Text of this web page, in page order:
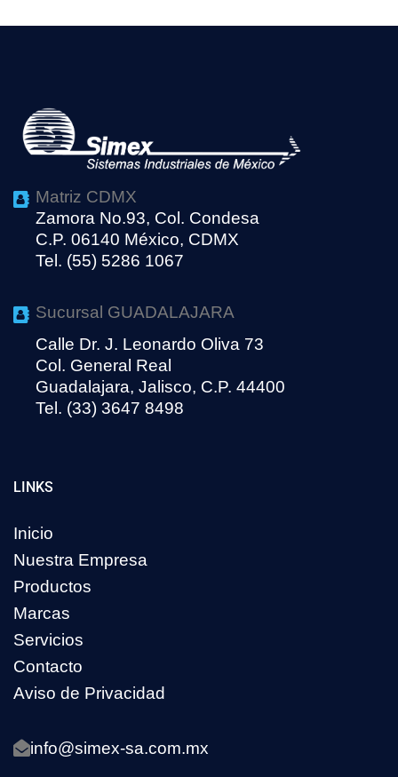
Matriz CDMX
Zamora No.93, Col. Condesa
C.P. 06140 México, CDMX
Tel. (55) 5286 1067
Sucursal GUADALAJARA
Calle Dr. J. Leonardo Oliva 73
Col. General Real
Guadalajara, Jalisco, C.P. 44400
Tel. (33) 3647 8498
LINKS
Inicio
Nuestra Empresa
Productos
Marcas
Servicios
Contacto
Aviso de Privacidad
info@simex-sa.com.mx